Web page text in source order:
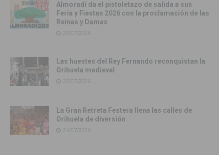
Almoradí da el pistoletazo de salida a sus
Feria y Fiestas 2026 con la proclamación de las
Reinas y Damas
25/07/2026
Las huestes del Rey Fernando reconquistan la
Orihuela medieval
25/07/2026
La Gran Retreta Festera llena las calles de
Orihuela de diversión
24/07/2026